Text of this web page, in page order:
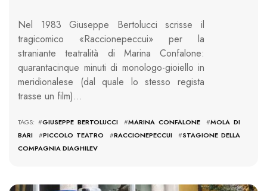
Nel 1983 Giuseppe Bertolucci scrisse il
tragicomico «Raccionepeccui» per la
straniante teatralità di Marina Confalone:
quarantacinque minuti di monologo-gioiello in
meridionalese (dal quale lo stesso regista
trasse un film)…
TAGS: #GIUSEPPE BERTOLUCCI #MARINA CONFALONE #MOLA DI
BARI
#PICCOLO TEATRO #RACCIONEPECCUI #STAGIONE DELLA
COMPAGNIA DIAGHILEV